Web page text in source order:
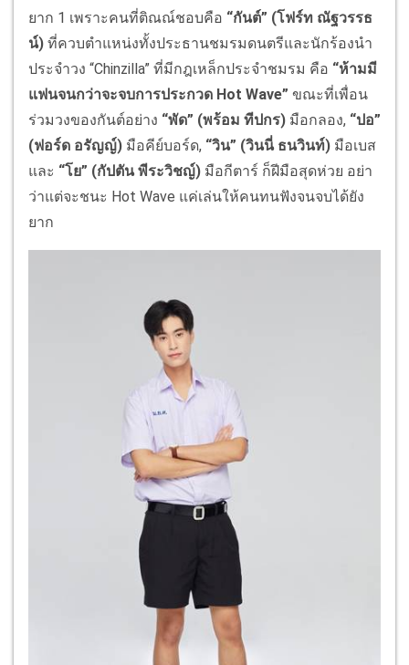
ยาก 1 เพราะคนที่ติณณ์ชอบคือ “กันต์” (โฟร์ท ณัฐวรรธ
น์) ที่ควบตำแหน่งทั้งประธานชมรมดนตรีและนักร้องนำ
ประจำวง “Chinzilla” ที่มีกฎเหล็กประจําชมรม คือ “ห้ามมี
แฟนจนกว่าจะจบการประกวด Hot Wave” ขณะที่เพื่อน
ร่วมวงของกันต์อย่าง “พัด” (พร้อม ทีปกร) มือกลอง, “ปอ”
(ฟอร์ด อรัญญ์) มือคีย์บอร์ด, “วิน” (วินนี่ ธนวินท์) มือเบส
และ “โย” (กัปตัน พีระวิชญ์) มือกีตาร์ ก็ฝีมือสุดห่วย อย่า
ว่าแต่จะชนะ Hot Wave แค่เล่นให้คนทนฟังจนจบได้ยัง
ยาก